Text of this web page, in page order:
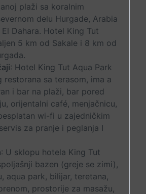
plaži sa koralnim
delu Hurgade, Arabia
Dahara. Hotel King Tut
5 km od Sakale i 8 km od
: Hotel King Tut Aqua Park
restorana sa terasom, ima a
i bar na plaži, bar pored
orijentalni café, menjačnicu,
wi-fi u zajedničkim
za pranje i peglanja I
: U sklopu hotela King Tut
bazen (greje se zimi),
aqua park, bilijar, teretana,
prostorije za masažu,